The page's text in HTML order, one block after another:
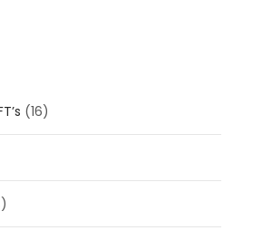
(16)